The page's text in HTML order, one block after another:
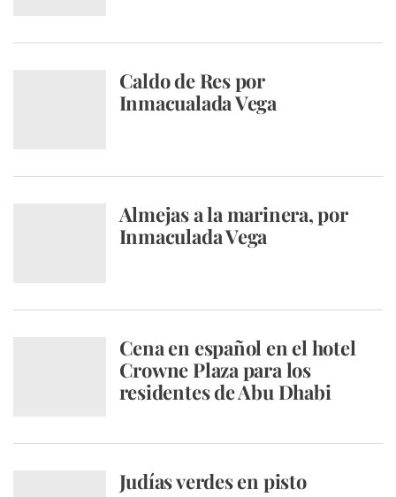
Caldo de Res por
Inmacualada Vega
Almejas a la marinera, por
Inmaculada Vega
Cena en español en el hotel
Crowne Plaza para los
residentes de Abu Dhabi
Judías verdes en pisto